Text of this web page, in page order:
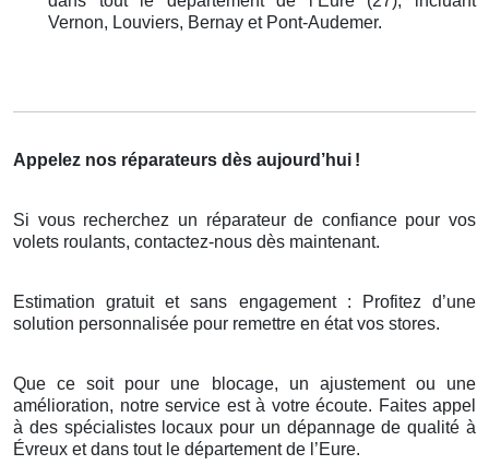
Vernon, Louviers, Bernay et Pont-Audemer.
Appelez nos réparateurs dès aujourd’hui !
Si vous recherchez un réparateur de confiance pour vos
volets roulants, contactez-nous dès maintenant.
Estimation gratuit et sans engagement : Profitez d’une
solution personnalisée pour remettre en état vos stores.
Que ce soit pour une blocage, un ajustement ou une
amélioration, notre service est à votre écoute. Faites appel
à des spécialistes locaux pour un dépannage de qualité à
Évreux et dans tout le département de l’Eure.